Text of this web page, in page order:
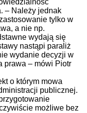
– Należy jednak
tylko w
a nie np.
wydają się
nastąpi paraliż
wydanie decyzji w
prawa – mówi Piotr
o którym mowa
publicznej.
możliwe bez